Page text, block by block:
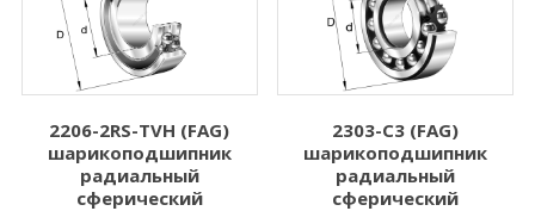
2206-2RS-TVH (FAG)
шарикоподшипник
радиальный
сферический
2303-C3 (FAG)
шарикоподшипник
радиальный
сферический